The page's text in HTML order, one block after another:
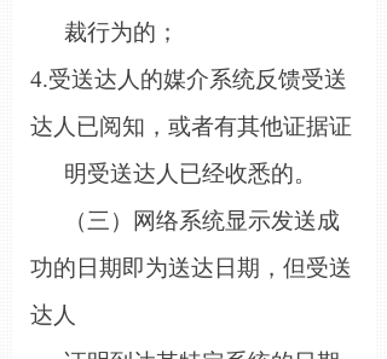
裁行为的；
4.受送达人的媒介系统反馈受送
达人已阅知，或者有其他证据证
明受送达人已经收悉的。
（三）网络系统显示发送成
功的日期即为送达日期，但受送
达人